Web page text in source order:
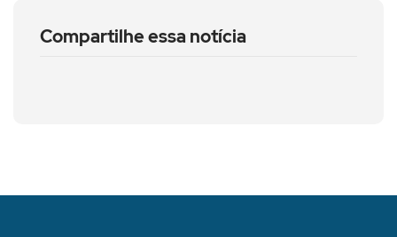
Compartilhe essa notícia